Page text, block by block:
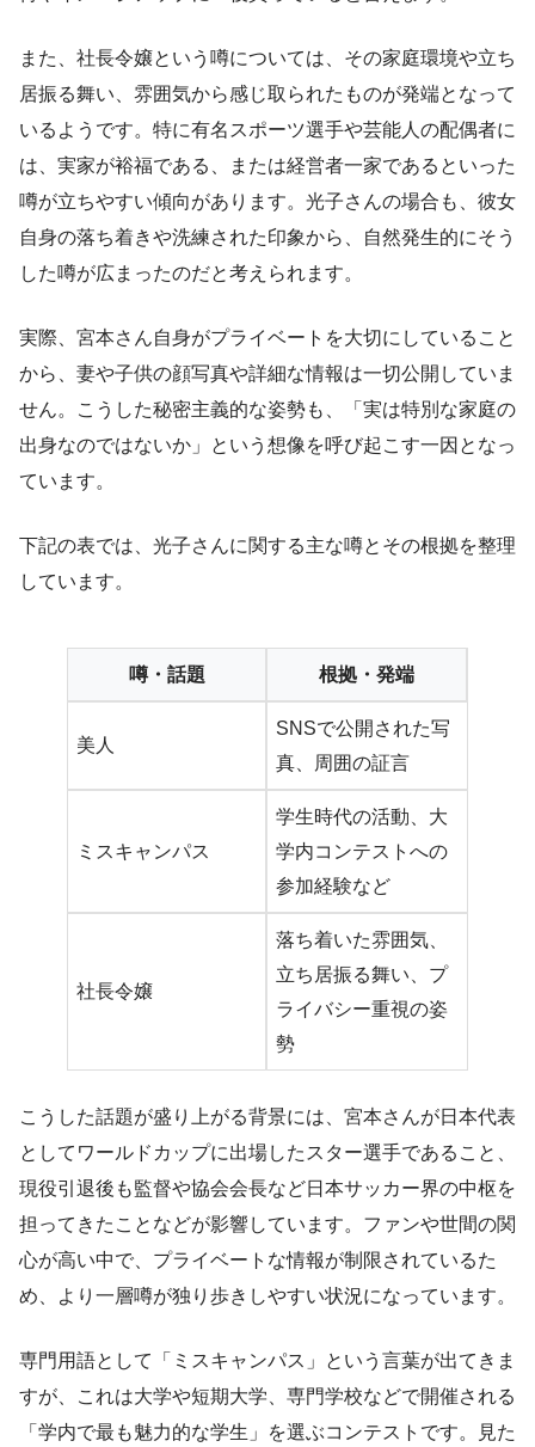
また、社長令嬢という噂については、その家庭環境や立ち
居振る舞い、雰囲気から感じ取られたものが発端となって
いるようです。特に有名スポーツ選手や芸能人の配偶者に
は、実家が裕福である、または経営者一家であるといった
噂が立ちやすい傾向があります。光子さんの場合も、彼女
自身の落ち着きや洗練された印象から、自然発生的にそう
した噂が広まったのだと考えられます。
実際、宮本さん自身がプライベートを大切にしていること
から、妻や子供の顔写真や詳細な情報は一切公開していま
せん。こうした秘密主義的な姿勢も、「実は特別な家庭の
出身なのではないか」という想像を呼び起こす一因となっ
ています。
下記の表では、光子さんに関する主な噂とその根拠を整理
しています。
噂・話題 根拠・発端
美人
SNSで公開された写
真、周囲の証言
ミスキャンパス
学生時代の活動、大
学内コンテストへの
参加経験など
社長令嬢
落ち着いた雰囲気、
立ち居振る舞い、プ
ライバシー重視の姿
勢
こうした話題が盛り上がる背景には、宮本さんが日本代表
としてワールドカップに出場したスター選手であること、
現役引退後も監督や協会会長など日本サッカー界の中枢を
担ってきたことなどが影響しています。ファンや世間の関
心が高い中で、プライベートな情報が制限されているた
め、より一層噂が独り歩きしやすい状況になっています。
専門用語として「ミスキャンパス」という言葉が出てきま
すが、これは大学や短期大学、専門学校などで開催される
「学内で最も魅力的な学生」を選ぶコンテストです。見た